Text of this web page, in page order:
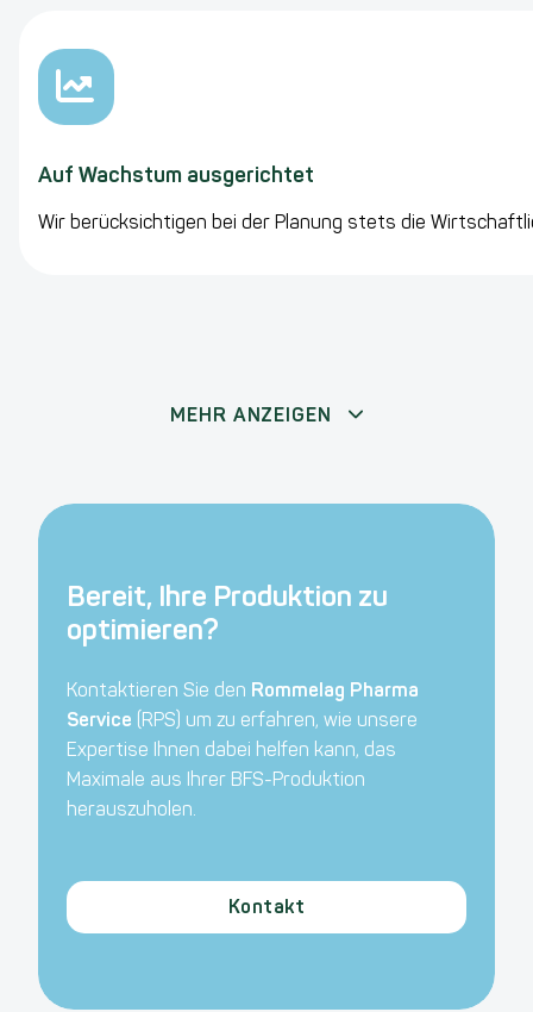
Auf Wachstum ausgerichtet
Wir berücksichtigen bei der Planung stets die
MEHR ANZEIGEN
Bereit, Ihre Produktion zu
optimieren?
Kontaktieren Sie den Rommelag Pharma
Service (RPS) um zu erfahren, wie unsere
Expertise Ihnen dabei helfen kann, das
Maximale aus Ihrer BFS-Produktion
herauszuholen.
Kontakt